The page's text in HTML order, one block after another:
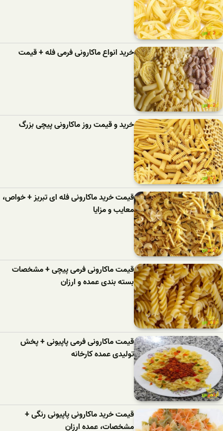
خرید انواع ماکارونی فرمی فله + قیمت
خرید و قیمت روز ماکارونی پیچی بزرگ
قیمت خرید ماکارونی فله ای تبریز + خواص،
معایب و مزایا
قیمت ماکارونی فرمی پیچی + مشخصات
بسته بندی عمده و ارزان
قیمت ماکارونی فرمی پاپیونی + پخش
تولیدی عمده کارخانه
قیمت خرید ماکارونی پاپیونی رنگی +
مشخصات، عمده ارزان